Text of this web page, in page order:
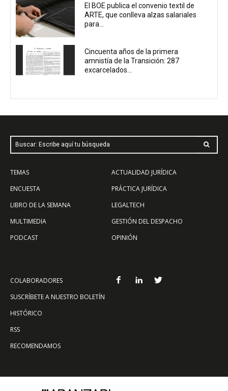
El BOE publica el convenio textil de
ARTE, que conlleva alzas salariales
para...
Cincuenta años de la primera
amnistía de la Transición: 287
excarcelados...
Buscar: Escribe aquí tu búsqueda
TEMAS
ENCUESTA
LIBRO DE LA SEMANA
MULTIMEDIA
PODCAST
ACTUALIDAD JURÍDICA
PRÁCTICA JURÍDICA
LEGALTECH
GESTIÓN DEL DESPACHO
OPINIÓN
COLABORADORES
SUSCRÍBETE A NUESTRO BOLETÍN
HISTÓRICO
RSS
RECOMENDAMOS